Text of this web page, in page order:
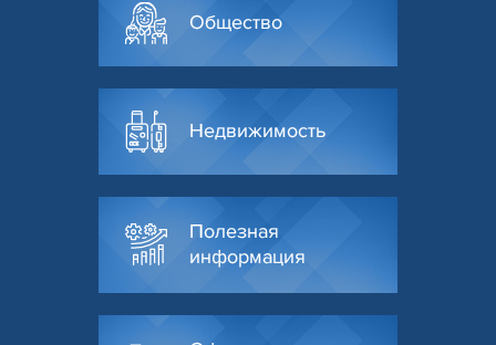
Общество
Недвижимость
Полезная
информация